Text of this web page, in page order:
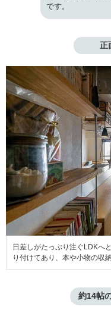
です。
正
日差しがたっぷり注ぐLDKへ
り付けてあり、本や小物の収
約14帖